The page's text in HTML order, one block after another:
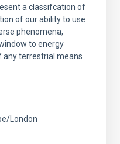
a classifcation of
of our ability to use
phenomena,
to energy
any terrestrial means
London